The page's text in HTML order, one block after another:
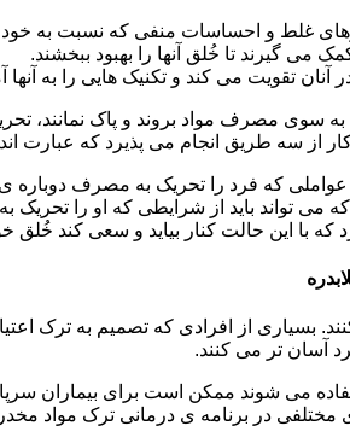
غلط و احساسات منفی که نسبت به خود
می گیرند تا خُلق آنها را بهبود ببخشند.
در آنان تقویت می کند و تکنیک هایی را به
سوی مصرف مواد بروند و پاک نمانند،
از سه طریق انجام می پذیرد که عبارت
که فرد را تحریک به مصرف دوباره ی
می تواند باید از شرایطی که او را
که با این حالت کنار بیاید و سعی کند خُلق
بسیاری از افرادی که تصمیم به ترک
آسان تر می کنند.
می شوند ممکن است برای بیماران
در برنامه ی درمانی ترک مواد مخدر